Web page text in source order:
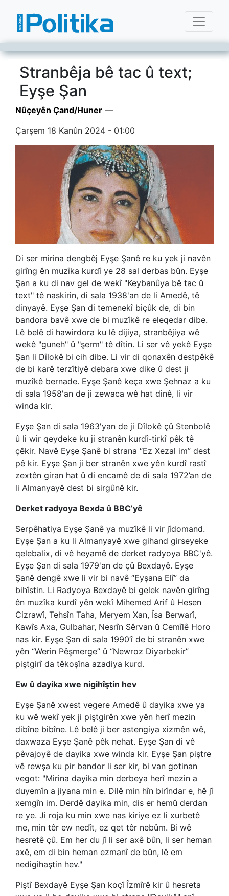
Stranbêja bê tac û text;
Eyşe Şan
Nûçeyên Çand/Huner —
Çarşem 18 Kanûn 2024 - 01:00
Di ser mirina dengbêj Eyşe Şanê re ku yek ji navên
girîng ên muzîka kurdî ye 28 sal derbas bûn. Eyşe
Şan a ku di nav gel de wekî "Keybanûya bê tac û
text" tê naskirin, di sala 1938'an de li Amedê, tê
dinyayê. Eyşe Şan di temenekî biçûk de, di bin
bandora bavê xwe de bi muzîkê re eleqedar dibe.
Lê belê di hawirdora ku lê dijiya, stranbêjiya wê
wekê "guneh" û "şerm" tê dîtin. Li ser vê yekê Eyşe
Şan li Dîlokê bi cih dibe. Li vir di qonaxên destpêkê
de bi karê terzîtiyê debara xwe dike û dest ji
muzîkê bernade. Eyşe Şanê keça xwe Şehnaz a ku
di sala 1958'an de ji zewaca wê hat dinê, li vir
winda kir.
Eyşe Şan di sala 1963'yan de ji Dîlokê çû Stenbolê
û li wir qeydeke ku ji stranên kurdî-tirkî pêk tê
çêkir. Navê Eyşe Şanê bi strana “Ez Xezal im” dest
pê kir. Eyşe Şan ji ber stranên xwe yên kurdî rastî
zextên giran hat û di encamê de di sala 1972’an de
li Almanyayê dest bi sirgûnê kir.
Derket radyoya Bexda û BBC’yê
Serpêhatiya Eyşe Şanê ya muzîkê li vir jîdomand.
Eyşe Şan a ku li Almanyayê xwe gihand girseyeke
qelebalix, di vê heyamê de derket radyoya BBC'yê.
Eyşe Şan di sala 1979'an de çû Bexdayê. Eyşe
Şanê dengê xwe li vir bi navê “Eyşana Elî” da
bihîstin. Li Radyoya Bexdayê bi gelek navên girîng
ên muzîka kurdî yên wekî Mihemed Arif û Hesen
Cizrawî, Tehsîn Taha, Meryem Xan, Îsa Berwarî,
Kawîs Axa, Gulbahar, Nesrîn Sêrvan û Cemîlê Horo
nas kir. Eyşe Şan di sala 1990’î de bi stranên xwe
yên “Werin Pêşmerge” û “Newroz Diyarbekir”
piştgirî da têkoşîna azadiya kurd.
Ew û dayika xwe nigihîştin hev
Eyşe Şanê xwest vegere Amedê û dayika xwe ya
ku wê wekî yek ji piştgirên xwe yên herî mezin
dibîne bibîne. Lê belê ji ber astengiya xizmên wê,
daxwaza Eyşe Şanê pêk nehat. Eyşe Şan di vê
pêvajoyê de dayika xwe winda kir. Eyşe Şan piştre
vê rewşa ku pir bandor li ser kir, bi van gotinan
vegot: "Mirina dayika min derbeya herî mezin a
duyemîn a jiyana min e. Dilê min hîn birîndar e, hê jî
xemgîn im. Derdê dayika min, dis er hemû derdan
re ye. Ji roja ku min xwe nas kiriye ez li xurbetê
me, min têr ew nedît, ez qet têr nebûm. Bi wê
hesretê çû. Em her du jî li ser axê bûn, li ser heman
axê, em di bin heman ezmanî de bûn, lê em
nedigihaştin hev."
Piştî Bexdayê Eyşe Şan koçî Îzmîrê kir û hesreta